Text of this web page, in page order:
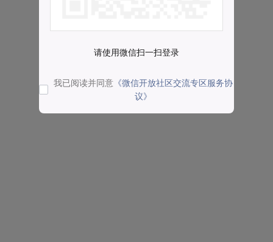
请使用微信扫一扫登录
我已阅读并同意 《微信开放社区交流专区服务协
议》